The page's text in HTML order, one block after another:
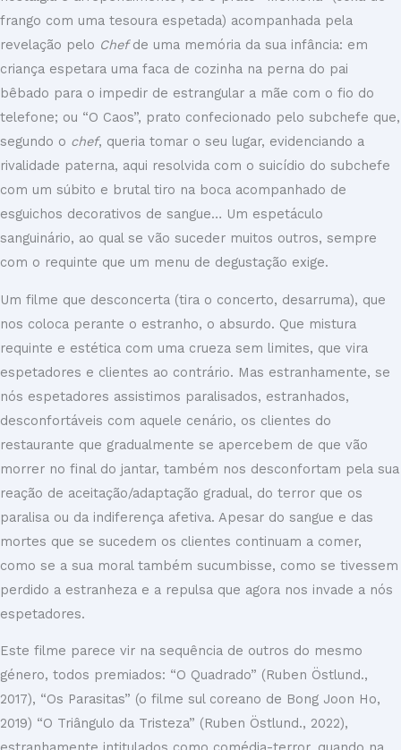
frango com uma tesoura espetada) acompanhada pela
revelação pelo Chefde uma memória da sua infância: em
criança espetara uma faca de cozinha na perna do pai
bêbado para o impedir de estrangular a mãe com o fio do
telefone; ou “O Caos”, prato confecionado pelo subchefe que,
segundo o chef, queria tomar o seu lugar, evidenciando a
rivalidade paterna, aqui resolvida com o suicídio do subchefe
com um súbito e brutal tiro na boca acompanhado de
esguichos decorativos de sangue… Um espetáculo
sanguinário, ao qual se vão suceder muitos outros, sempre
com o requinte que um menu de degustação exige.
Um filme que desconcerta (tira o concerto, desarruma), que
nos coloca perante o estranho, o absurdo. Que mistura
requinte e estética com uma crueza sem limites, que vira
espetadores e clientes ao contrário. Mas estranhamente, se
nós espetadores assistimos paralisados, estranhados,
desconfortáveis com aquele cenário, os clientes do
restaurante que gradualmente se apercebem de que vão
morrer no final do jantar, também nos desconfortam pela sua
reação de aceitação/adaptação gradual, do terror que os
paralisa ou da indiferença afetiva. Apesar do sangue e das
mortes que se sucedem os clientes continuam a comer,
como se a sua moral também sucumbisse, como se tivessem
perdido a estranheza e a repulsa que agora nos invade a nós
espetadores.
Este filme parece vir na sequência de outros do mesmo
género, todos premiados: “O Quadrado” (Ruben Östlund.,
2017), “Os Parasitas” (o filme sul coreano de Bong Joon Ho,
2019) “O Triângulo da Tristeza” (Ruben Östlund., 2022),